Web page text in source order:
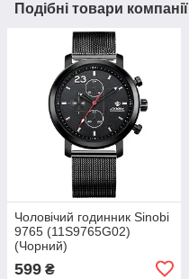
Подібні товари компанії
Чоловічий годинник Sinobi
9765 (11S9765G02)
(Чорний)
599 ₴